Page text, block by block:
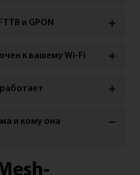
и GPON
к вашему Wi-Fi
работает
и кому она